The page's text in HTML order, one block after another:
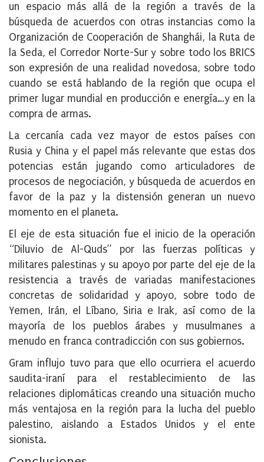
un espacio más allá de la región a través de la
búsqueda de acuerdos con otras instancias como la
Organización de Cooperación de Shanghái, la Ruta de
la Seda, el Corredor Norte-Sur y sobre todo los BRICS
son expresión de una realidad novedosa, sobre todo
cuando se está hablando de la región que ocupa el
primer lugar mundial en producción e energía…y en la
compra de armas.
La cercanía cada vez mayor de estos países con
Rusia y China y el papel más relevante que estas dos
potencias están jugando como articuladores de
procesos de negociación, y búsqueda de acuerdos en
favor de la paz y la distensión generan un nuevo
momento en el planeta.
El eje de esta situación fue el inicio de la operación
“Diluvio de Al-Quds” por las fuerzas políticas y
militares palestinas y su apoyo por parte del eje de la
resistencia a través de variadas manifestaciones
concretas de solidaridad y apoyo, sobre todo de
Yemen, Irán, el Líbano, Siria e Irak, así como de la
mayoría de los pueblos árabes y musulmanes a
menudo en franca contradicción con sus gobiernos.
Gram influjo tuvo para que ello ocurriera el acuerdo
saudita-iraní para el restablecimiento de las
relaciones diplomáticas creando una situación mucho
más ventajosa en la región para la lucha del pueblo
palestino, aislando a Estados Unidos y el ente
sionista.